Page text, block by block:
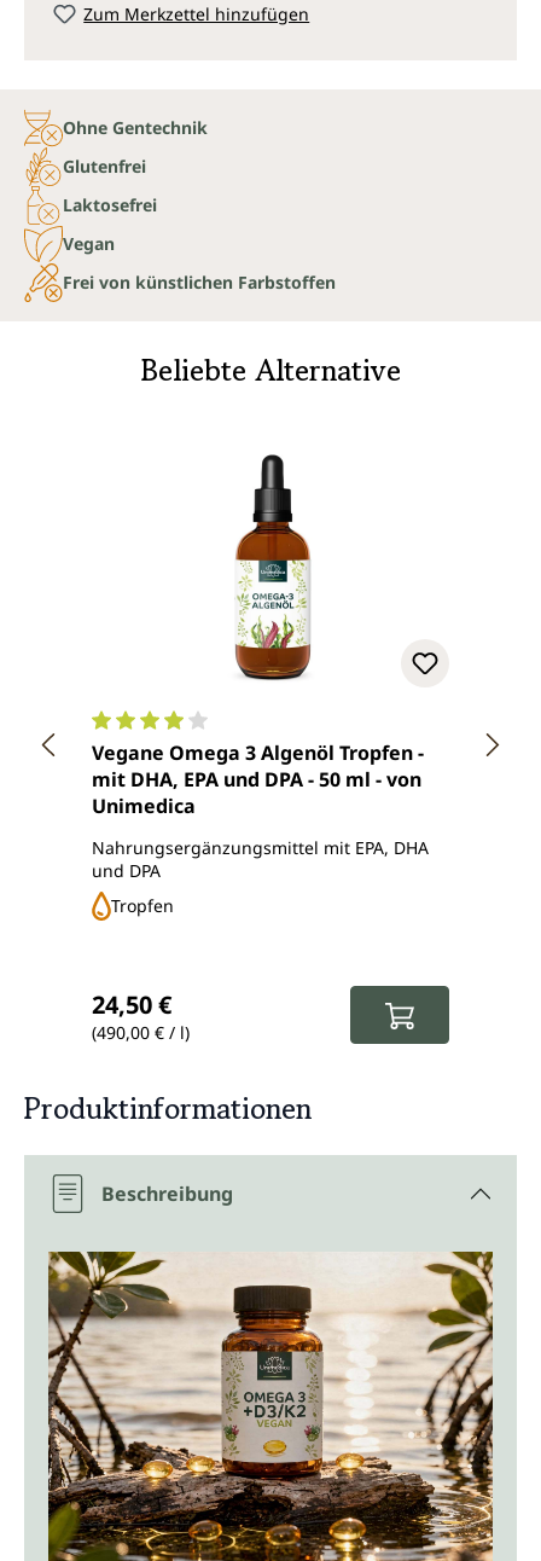
Zum Merkzettel hinzufügen
Ohne Gentechnik
Glutenfrei
Laktosefrei
Vegan
Frei von künstlichen Farbstoffen
Beliebte Alternative
Durchschnittliche Bewertung von 3.9 von 5
Vegane Omega 3 Algenöl Tropfen -
mit DHA, EPA und DPA - 50 ml - von
Unimedica
Nahrungsergänzungsmittel mit EPA, DHA
und DPA
Tropfen
24,50 €
(490,00 € / l)
Produktinformationen
Beschreibung